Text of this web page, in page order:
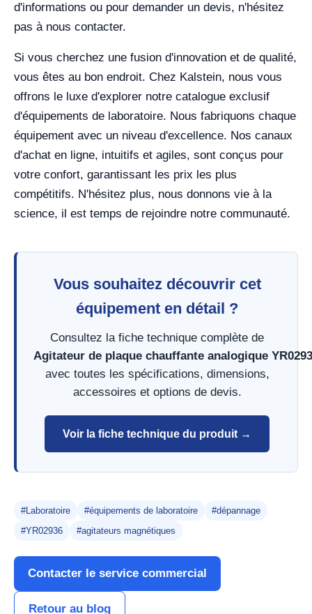
d'informations ou pour demander un devis, n'hésitez
pas à nous contacter.
Si vous cherchez une fusion d'innovation et de qualité,
vous êtes au bon endroit. Chez Kalstein, nous vous
offrons le luxe d'explorer notre catalogue exclusif
d'équipements de laboratoire. Nous fabriquons chaque
équipement avec un niveau d'excellence. Nos canaux
d'achat en ligne, intuitifs et agiles, sont conçus pour
votre confort, garantissant les prix les plus
compétitifs. N'hésitez plus, nous donnons vie à la
science, il est temps de rejoindre notre communauté.
Vous souhaitez découvrir cet
équipement en détail ?
Consultez la fiche technique complète de
Agitateur de plaque chauffante analogique
avec toutes les spécifications, dimensions,
accessoires et options de devis.
Voir la fiche technique du produit →
#Laboratoire #équipements de laboratoire
#dépannage
#YR02936
#agitateurs magnétiques
Contacter le service commercial
Retour au blog